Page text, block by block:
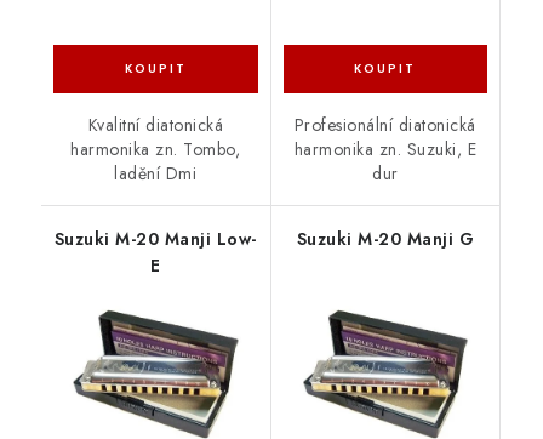
Kvalitní diatonická
harmonika zn. Tombo,
ladění Dmi
Profesionální diatonická
harmonika zn. Suzuki, E
dur
Suzuki M-20 Manji Low-
E
Suzuki M-20 Manji G